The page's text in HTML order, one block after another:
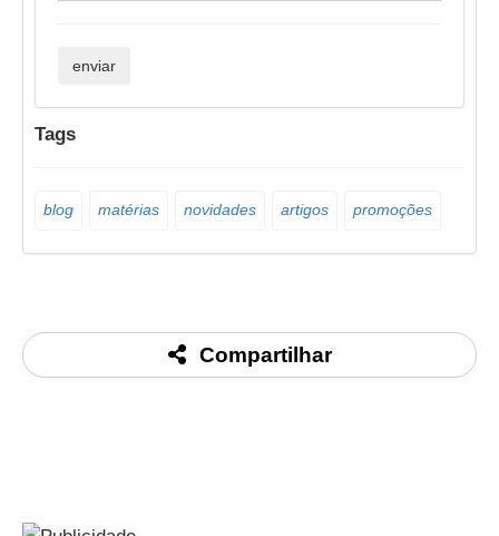
Tags
blog matérias novidades artigos promoções
Compartilhar